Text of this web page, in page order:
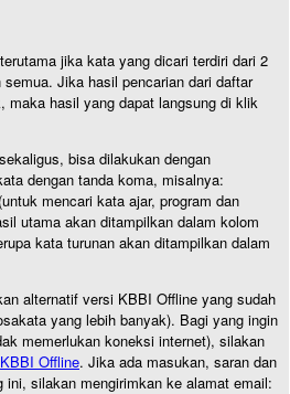
jika kata yang dicari terdiri dari 2
Jika hasil pencarian dari daftar
maka hasil yang dapat langsung di klik
bisa dilakukan dengan
dengan tanda koma, misalnya:
(untuk mencari kata ajar, program dan
utama akan ditampilkan dalam kolom
kata turunan akan ditampilkan dalam
alternatif versi KBBI Offline yang sudah
yang lebih banyak). Bagi yang ingin
memerlukan koneksi internet), silakan
KBBI Offline. Jika ada masukan, saran dan
ini, silakan mengirimkan ke alamat email: